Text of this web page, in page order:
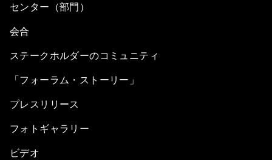
センター（部門）
会合
ステークホルダーのコミュニティ
「フォーラム・ストーリー」
プレスリリース
フォトギャラリー
ビデオ